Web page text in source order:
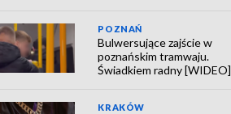
POZNAŃ
Bulwersujące zajście w
poznańskim tramwaju.
Świadkiem radny [WIDEO]
KRAKÓW